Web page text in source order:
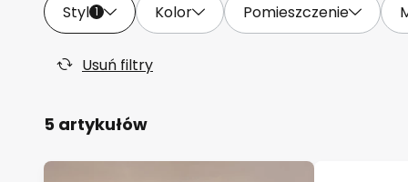
Styl 1 Kolor Pomieszczenie
Usuń filtry
5 artykułów